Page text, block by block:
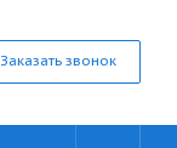
Заказать звонок